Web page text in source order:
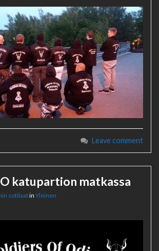
Leave comment
katupartion matkassa
sotilaatin Yleinen